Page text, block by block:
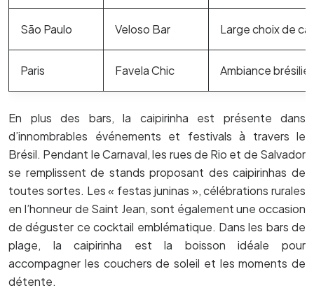
São Paulo Veloso Bar Large choix de
Paris Favela Chic Ambiance
En plus des bars, la caipirinha est présente dans
d’innombrables événements et festivals à travers le
Brésil. Pendant le Carnaval, les rues de Rio et de Salvador
se remplissent de stands proposant des caipirinhas de
toutes sortes. Les « festas juninas », célébrations rurales
en l’honneur de Saint Jean, sont également une occasion
de déguster ce cocktail emblématique. Dans les bars de
plage, la caipirinha est la boisson idéale pour
accompagner les couchers de soleil et les moments de
détente.